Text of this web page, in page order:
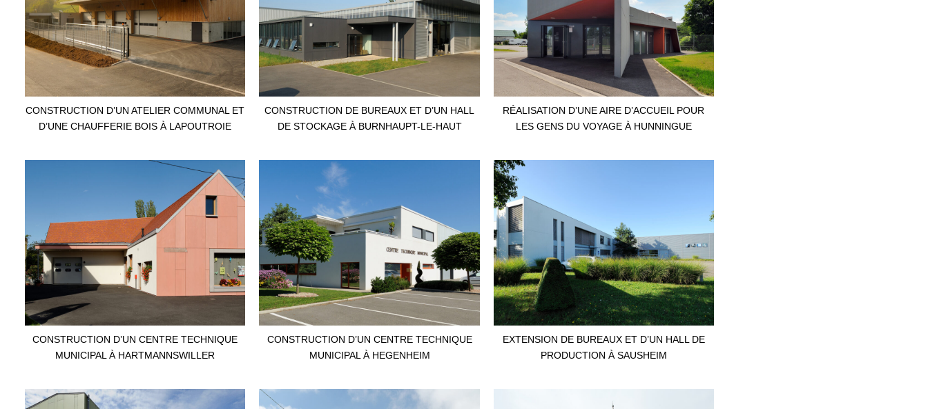
CONSTRUCTION D’UN ATELIER COMMUNAL ET
D’UNE CHAUFFERIE BOIS À LAPOUTROIE
CONSTRUCTION DE BUREAUX ET D’UN HALL
DE STOCKAGE À BURNHAUPT-LE-HAUT
RÉALISATION D’UNE AIRE D’ACCUEIL POUR
LES GENS DU VOYAGE À HUNNINGUE
CONSTRUCTION D’UN CENTRE TECHNIQUE
MUNICIPAL À HARTMANNSWILLER
CONSTRUCTION D’UN CENTRE TECHNIQUE
MUNICIPAL À HEGENHEIM
EXTENSION DE BUREAUX ET D’UN HALL DE
PRODUCTION À SAUSHEIM